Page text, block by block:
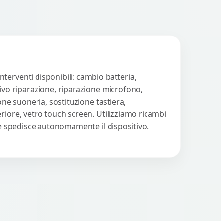
disponibili: cambio batteria,
riparazione, riparazione microfono,
suoneria, sostituzione tastiera,
vetro touch screen. Utilizziamo ricambi
autonomamente il dispositivo.